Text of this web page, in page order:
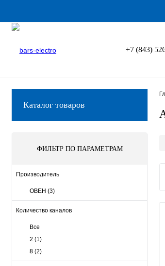
+7 (843)
Каталог товаров
ФИЛЬТР ПО ПАРАМЕТРАМ
Производитель
ОВЕН (3)
Количество каналов
Все
2 (1)
8 (2)